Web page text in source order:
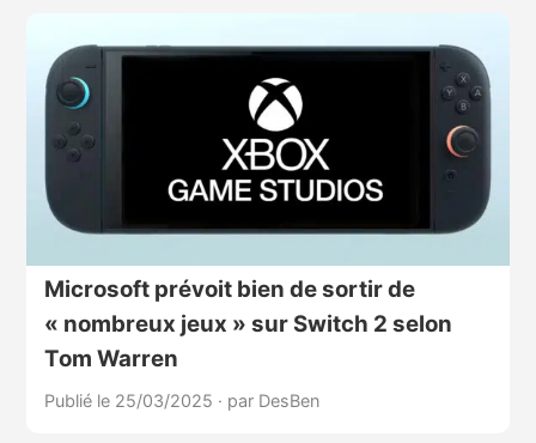
Microsoft prévoit bien de sortir de
« nombreux jeux » sur Switch 2 selon
Tom Warren
Publié le 25/03/2025 · par DesBen